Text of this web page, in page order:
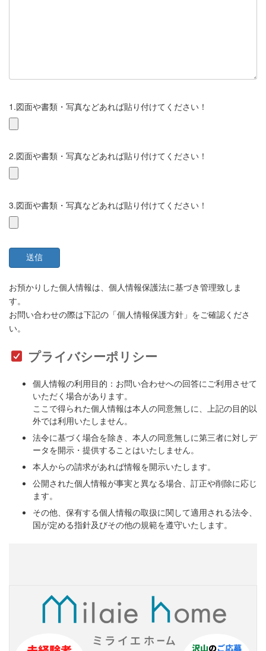
1.図面や書類・写真などあれば貼り付けてください！
2.図面や書類・写真などあれば貼り付けてください！
3.図面や書類・写真などあれば貼り付けてください！
お預かりした個人情報は、個人情報保護法に基づき管理致しま
す。
お問い合わせの際は下記の「個人情報保護方針」をご確認くださ
い。
プライバシーポリシー
個人情報の利用目的：お問い合わせへの回答にご利用させて
いただく場合があります。
ここで得られた個人情報は本人の同意無しに、上記の目的以
外では利用いたしません。
法令に基づく場合を除き、本人の同意無しに第三者に対しデ
ータを開示・提供することはいたしません。
本人からの請求があれば情報を開示いたします。
公開された個人情報が事実と異なる場合、訂正や削除に応じ
ます。
その他、保有する個人情報の取扱に関して適用される法令、
国が定める指針及びその他の規範を遵守いたします。